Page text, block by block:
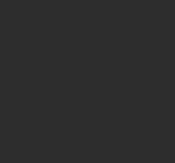
From Falling